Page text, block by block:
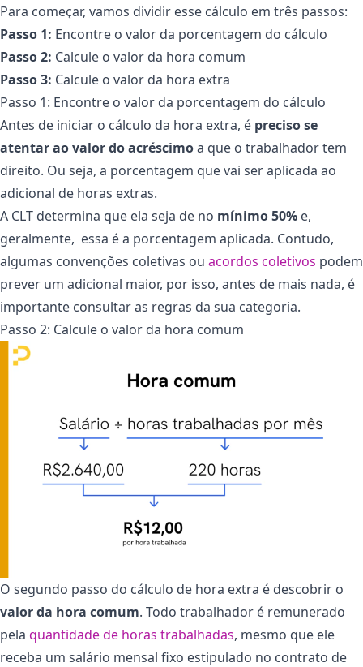
Para começar, vamos dividir esse cálculo em três passos:
Passo 1: Encontre o valor da porcentagem do cálculo
Passo 2: Calcule o valor da hora comum
Passo 3: Calcule o valor da hora extra
Passo 1: Encontre o valor da porcentagem do cálculo
Antes de iniciar o cálculo da hora extra, é preciso se
atentar ao valor do acréscimoa que o trabalhador tem
direito. Ou seja, a porcentagem que vai ser aplicada ao
adicional de horas extras.
A CLT determina que ela seja de no mínimo 50% e,
geralmente, essa é a porcentagem aplicada. Contudo,
algumas convenções coletivas ou acordos coletivos podem
prever um adicional maior, por isso, antes de mais nada, é
importante consultar as regras da sua categoria.
Passo 2: Calcule o valor da hora comum
O segundo passo do cálculo de hora extra é descobrir o
valor da hora comum. Todo trabalhador é remunerado
pela quantidade de horas trabalhadas, mesmo que ele
receba um salário mensal fixo estipulado no contrato de